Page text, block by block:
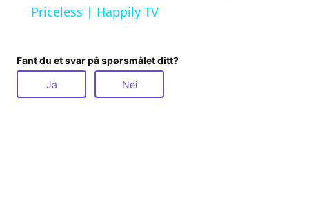
a
y
V
Priceless | Happily TV
Fant du et svar på spørsmålet ditt?
Ja Nei